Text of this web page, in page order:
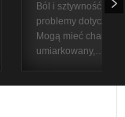
Ból i sztywność
problemy
Mogą mieć
umiarkowany,…